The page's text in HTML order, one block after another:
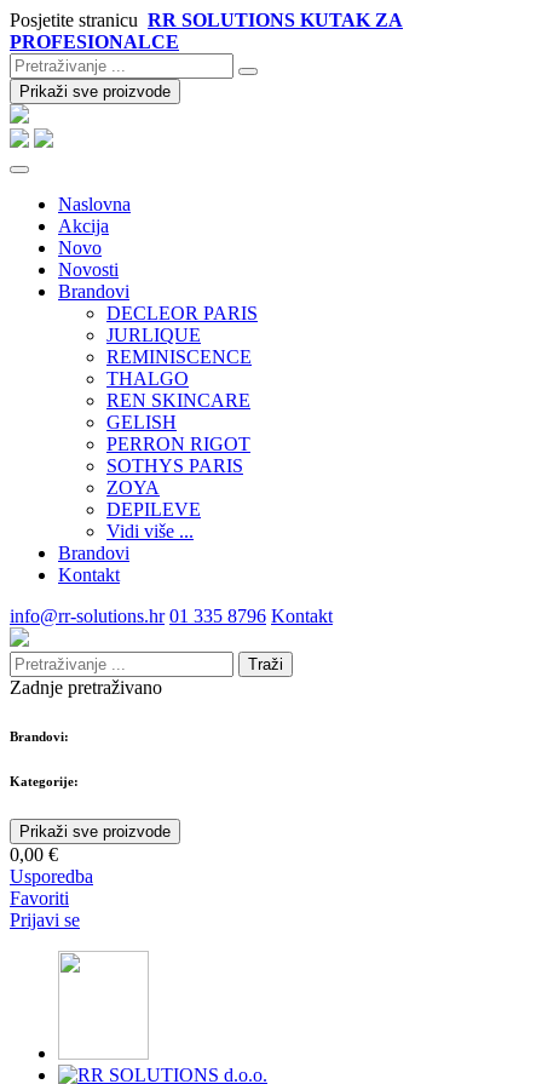
Posjetite stranicu RR SOLUTIONS KUTAK ZA
PROFESIONALCE
Prikaži sve proizvode
Naslovna
Akcija
Novo
Novosti
Brandovi
DECLEOR PARIS
JURLIQUE
REMINISCENCE
THALGO
REN SKINCARE
GELISH
PERRON RIGOT
SOTHYS PARIS
ZOYA
DEPILEVE
Vidi više ...
Brandovi
Kontakt
info@rr-solutions.hr 01 335 8796 Kontakt
Traži
Zadnje pretraživano
Brandovi:
Kategorije:
Prikaži sve proizvode
0,00 €
Usporedba
Favoriti
Prijavi se